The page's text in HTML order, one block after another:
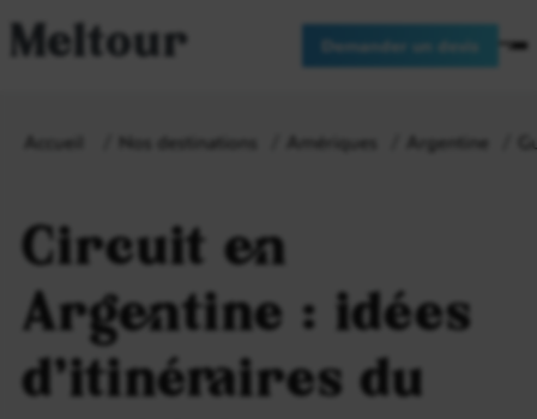
Meltour Demander un devis
Accueil Nos destinations Amériques Argentine
Circuit en
Argentine : idées
d’itinéraires du